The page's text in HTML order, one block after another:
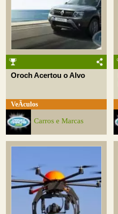
Oroch Acertou o Alvo
VeÃ­culos
Carros e Marcas